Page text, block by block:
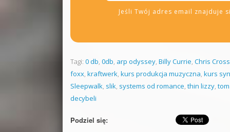
Jeśli Twój adres email znajduje
Tagi: 0 db, 0db, arp odyssey, Billy Currie, Chris Cross
foxx, kraftwerk, kurs produkcja muzyczna, kurs
Sleepwalk, slik, systems od romance, thin lizzy,
decybeli
Podziel się: